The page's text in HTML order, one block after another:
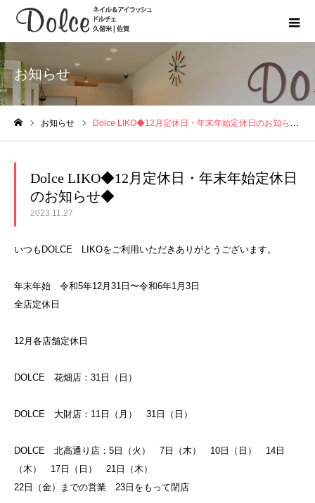
お知らせ
お知らせ Dolce LIKO◆12月定休日・年末年始定休日のお知らせ◆
Dolce LIKO◆12月定休日・年末年始定休日
のお知らせ◆
2023.11.27
いつもDOLCE LIKOをご利用いただきありがとうございます。
年末年始 令和5年12月31日〜令和6年1月3日
全店定休日
12月各店舗定休日
DOLCE 花畑店：31日（日）
DOLCE 大財店：11日（月） 31日（日）
DOLCE 北高通り店：5日（火） 7日（木） 10日（日） 14日
（木） 17日（日） 21日（木）
22日（金）までの営業 23日をもって閉店